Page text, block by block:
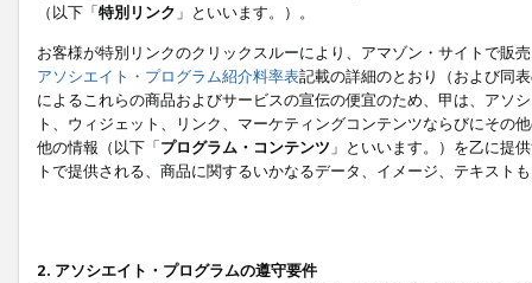
（以下「特別リンク 」といいます。）。
お客様が特別リンクのクリックスルーにより、アマゾン・サイトで販
アソシエイト・プログラム紹介料率表記載の詳細のとおり（および同
によるこれらの商品およびサービスの宣伝の便宜のため、甲は、アソ
ト、ウィジェット、リンク、マーケティングコンテンツならびにその
他の情報（以下「プログラム・コンテンツ 」といいます。）を乙に提
トで提供される、商品に関するいかなるデータ、イメージ、テキス
2. アソシエイト・プログラムの遵守要件